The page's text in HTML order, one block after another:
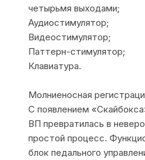
четырьмя выходами;
Аудиостимулятор;
Видеостимулятор;
Паттерн-стимулятор;
Клавиатура.
Молниеносная
С появлением
ВП превратилась в
простой процесс.
блок педального